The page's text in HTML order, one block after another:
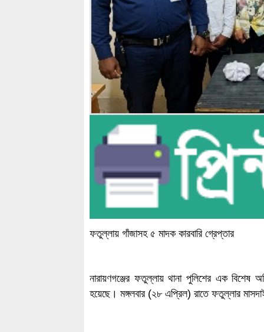
ফতুল্লায় গাঁজাসহ ৫ মাদক কারবারি গ্রেপ্তার
নারায়ণগঞ্জের ফতুল্লায় থানা পুলিশের এক বিশেষ
হয়েছে। মঙ্গলবার (২৮ এপ্রিল) রাতে ফতুল্লার